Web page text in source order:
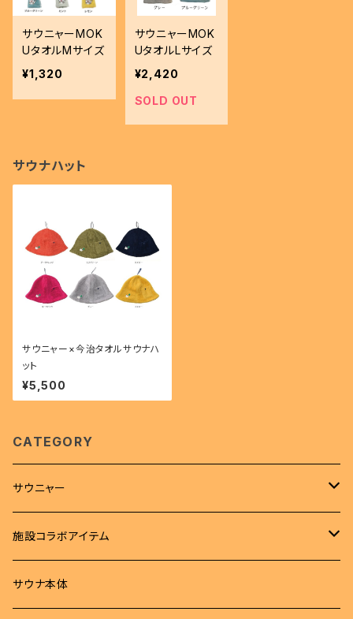
サウニャーMOK
UタオルMサイズ
¥1,320
サウニャーMOK
UタオルLサイズ
¥2,420
SOLD OUT
サウナハット
サウニャー×今治タオルサウナハ
ット
¥5,500
CATEGORY
サウニャー
アパレル
Tシャツ
サウナハット
施設コラボアイテム
Tシャツ
サウナ本体